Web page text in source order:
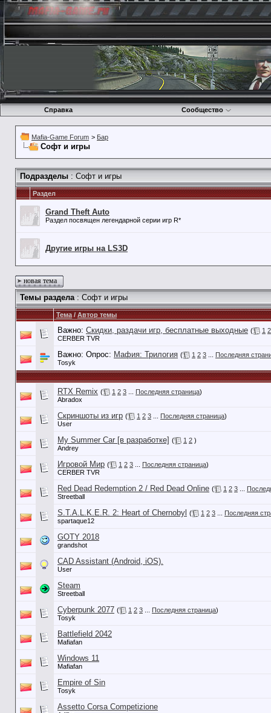
Справка Сообщество
Mafia-Game Forum > Бар
Софт и игры
Подразделы : Софт и игры
Раздел
Grand Theft Auto
Раздел посвящен легендарной серии игр R*
Другие игры на LS3D
новая тема
Темы раздела: Софт и игры
Тема/Автор темы
Важно: Скидки, раздачи игр, бесплатные выходные ( 1 2
CERBER TVR
Важно: Опрос: Мафия: Трилогия ( 1 2 3
Последняя
Tosyk
RTX Remix ( 1 2 3 Последняя страница)
Abradox
Скриншоты из игр ( 1 2 3 Последняя страница)
User
My Summer Car [в разработке] ( 1 2 )
Andrey
Игровой Мир ( 1 2 3 Последняя страница)
CERBER TVR
Red Dead Redemption 2 / Red Dead Online ( 1 2 3
Streetball
S.T.A.L.K.E.R. 2: Heart of Chernobyl ( 1 2 3
Последняя
spartaque12
GOTY 2018
grandshot
CAD Assistant (Android, iOS).
User
Steam
Streetball
Cyberpunk 2077 ( 1 2 3 Последняя страница)
Tosyk
Battlefield 2042
Mafiafan
Windows 11
Mafiafan
Empire of Sin
Tosyk
Assetto Corsa Competizione